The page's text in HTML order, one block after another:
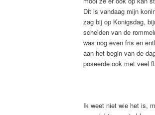
Dit is vandaag mijn
zag bij op Konigsdag,
scheiden van de
was nog even fris en
aan het begin van de
poseerde ook met veel
Ik weet niet wie het is,